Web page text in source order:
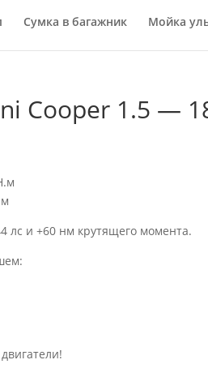
Сумка в багажник Мойка
Cooper 1.5 —
лс и +60 нм крутящего момента.